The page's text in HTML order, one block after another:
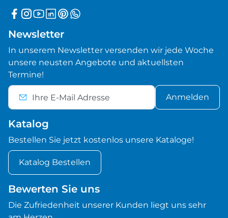
Newsletter
In unserem Newsletter versenden wir jede Woche
unsere neusten Angebote und aktuellsten
Termine!
Anmelden
Katalog
Bestellen Sie jetzt kostenlos unsere Kataloge!
Katalog Bestellen
Bewerten Sie uns
Die Zufriedenheit unserer Kunden liegt uns sehr